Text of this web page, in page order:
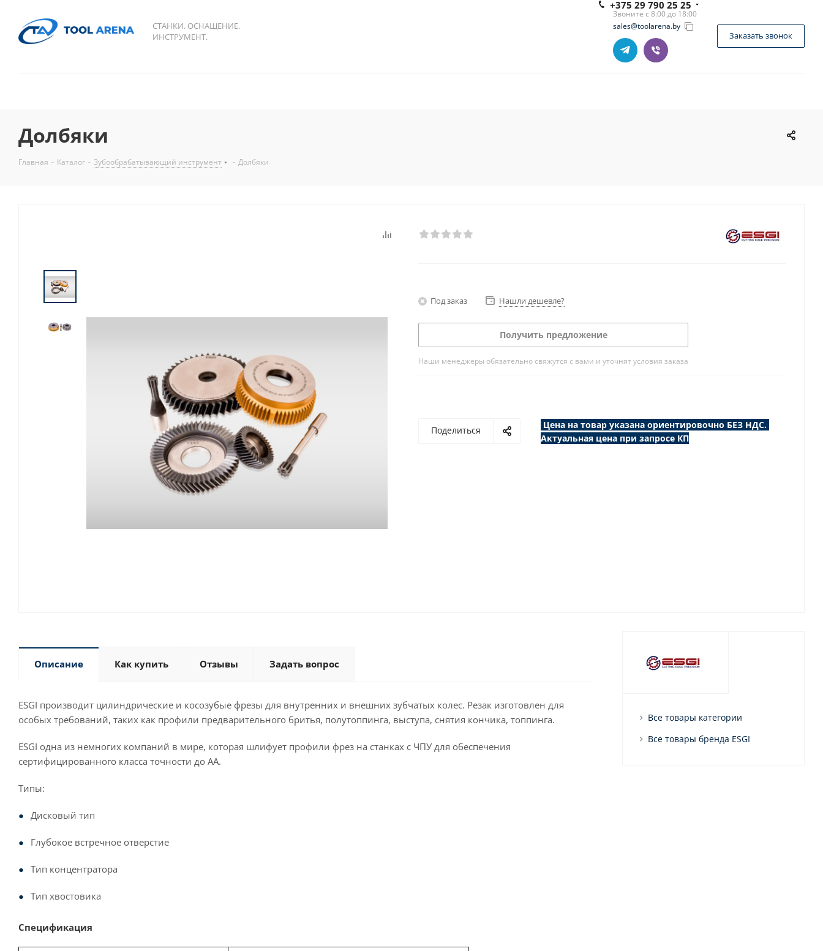
СТАНКИ. ОСНАЩЕНИЕ.
ИНСТРУМЕНТ.
+375 29 790 25 25
Звоните с 8:00 до 18:00
sales@toolarena.by
Заказать звонок
Долбяки
Главная - Каталог - Зубообрабатывающий инструмент - Долбяки
Под заказ Нашли дешевле?
Получить предложение
Наши менеджеры обязательно свяжутся с вами и уточнят условия заказа
Поделиться
Цена на товар указана ориентировочно БЕЗ НДС.
Актуальная цена при запросе КП
Описание Как купить Отзывы Задать вопрос
ESGI производит цилиндрические и косозубые фрезы для внутренних и внешних зубчатых колес. Резак изготовлен для
особых требований, таких как профили предварительного бритья, полутоппинга, выступа, снятия кончика, топпинга.
ESGI одна из немногих компаний в мире, которая шлифует профили фрез на станках с ЧПУ для обеспечения
сертифицированного класса точности до АА.
Типы:
Дисковый тип
Глубокое встречное отверстие
Тип концентратора
Тип хвостовика
Спецификация
Все товары категории
Все товары бренда ESGI